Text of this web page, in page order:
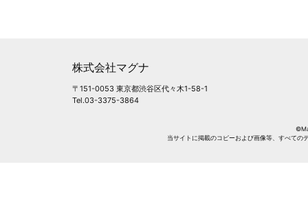
株式会社マグナ
〒151-0053 東京都渋谷区代々木1-58-1
Tel.03-3375-3864
当サイトに掲載のコピーおよび画像等、すべての